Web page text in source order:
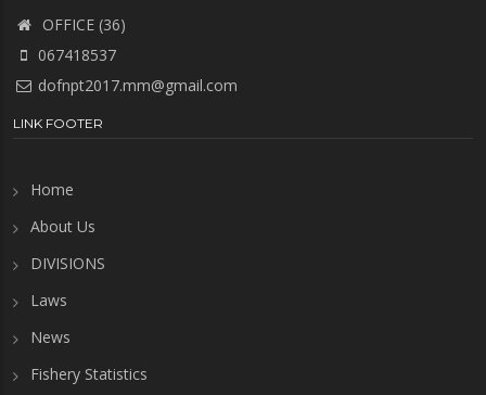
OFFICE (36)
067418537
dofnpt2017.mm@gmail.com
LINK FOOTER
Home
About Us
DIVISIONS
Laws
News
Fishery Statistics